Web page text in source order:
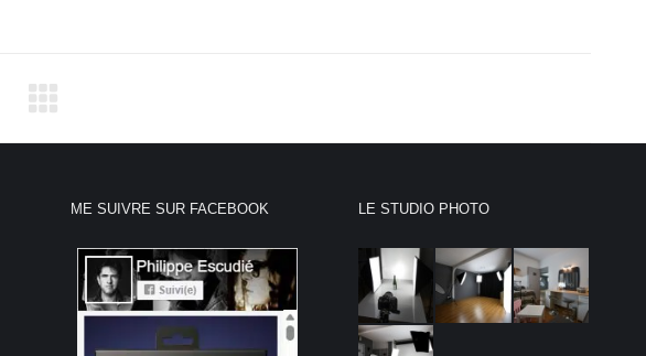
ME SUIVRE SUR FACEBOOK LE STUDIO PHOTO